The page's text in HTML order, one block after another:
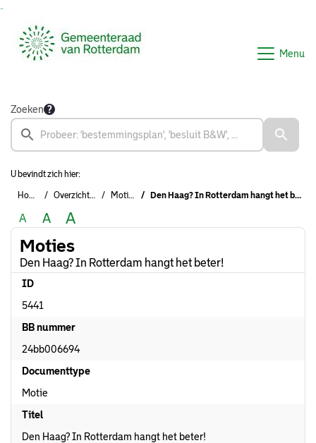
Menu
Zoeken
U bevindt zich hier:
Home Overzichten Moties Den Haag? In Rotterdam hangt het beter!
A A A
Moties
Den Haag? In Rotterdam hangt het beter!
ID
5441
BB nummer
24bb006694
Documenttype
Motie
Titel
Den Haag? In Rotterdam hangt het beter!